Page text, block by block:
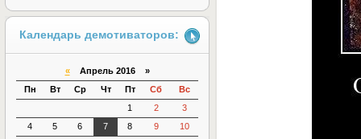
Календарь демотиваторов:
«Апрель 2016 »
Пн
Вт Ср Чт Пт Сб
Вс
1
2
3
4
5 6 7 8 9
10